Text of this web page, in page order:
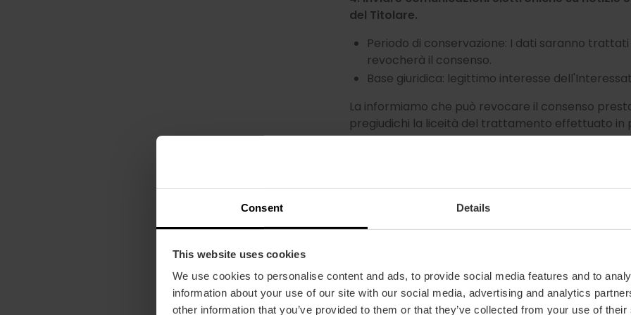
Consent Details
This website uses cookies
We use cookies to personalise content and ads, to provide social media features and to
information about your use of our site with our social media, advertising and analytics
other information that you’ve provided to them or that they’ve collected from your use of
del Titolare.
Periodo di conservazione: I dati saranno
revocherà il consenso.
Base giuridica: legittimo interesse
La informiamo che può revocare il consenso
pregiudichi la liceità del trattamento effettuato in
5. Richiesta di ammissione come membro del
Periodo di conservazione: Conserveremo i
Base giuridica: Consenso dell'interessato.
Gestire l'iscrizione dell'interessato al nostro
Periodo di conservazione: Conserveremo i
consensi prestati.
Base giuridica: Consenso dell'interessato.